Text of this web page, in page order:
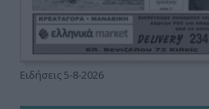
Ειδήσεις 5-8-2026